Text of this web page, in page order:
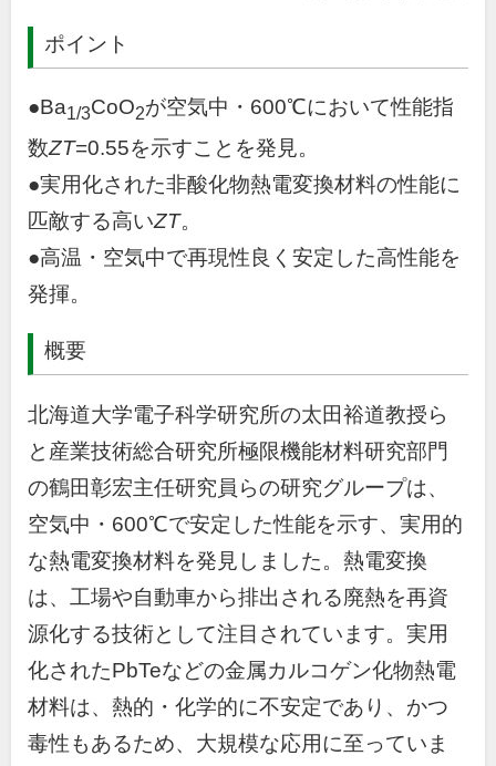
ポイント
●Ba1/3CoO2が空気中・600℃において性能指
数ZT=0.55を示すことを発見。
●実用化された非酸化物熱電変換材料の性能に
匹敵する高いZT。
●高温・空気中で再現性良く安定した高性能を
発揮。
概要
北海道大学電子科学研究所の太田裕道教授ら
と産業技術総合研究所極限機能材料研究部門
の鶴田彰宏主任研究員らの研究グループは、
空気中・600℃で安定した性能を示す、実用的
な熱電変換材料を発見しました。熱電変換
は、工場や自動車から排出される廃熱を再資
源化する技術として注目されています。実用
化されたPbTeなどの金属カルコゲン化物熱電
材料は、熱的・化学的に不安定であり、かつ
毒性もあるため、大規模な応用に至っていま